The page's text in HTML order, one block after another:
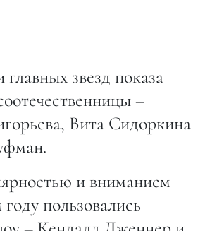
звезд показа
–
Вита Сидоркина
и вниманием
пользовались